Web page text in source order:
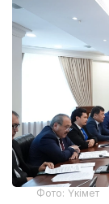
Фото: Үкімет